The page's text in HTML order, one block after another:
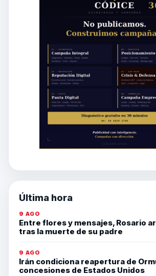
Última hora
9 AGO
Entre flores y mensajes, Rosario
tras la muerte de su padre
9 AGO
Irán condiciona reapertura de
concesiones de Estados Unidos